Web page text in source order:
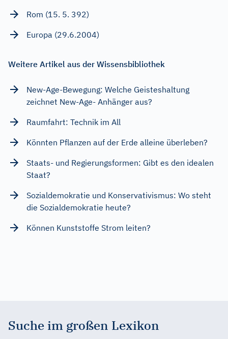
Rom (15. 5. 392)
Europa (29.6.2004)
Weitere Artikel aus der Wissensbibliothek
New-Age-Bewegung: Welche Geisteshaltung
zeichnet New-Age- Anhänger aus?
Raumfahrt: Technik im All
Könnten Pflanzen auf der Erde alleine überleben?
Staats- und Regierungsformen: Gibt es den idealen
Staat?
Sozialdemokratie und Konservativismus: Wo steht
die Sozialdemokratie heute?
Können Kunststoffe Strom leiten?
Suche im großen Lexikon